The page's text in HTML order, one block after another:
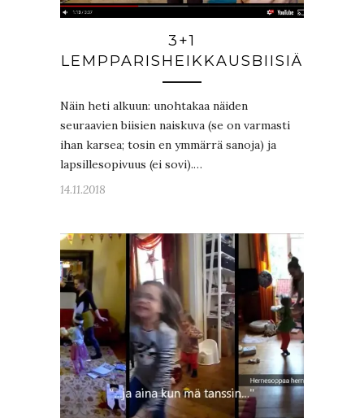
3+1
LEMPPARISHEIKKAUSBIISIÄ
Näin heti alkuun: unohtakaa näiden
seuraavien biisien naiskuva (se on varmasti
ihan karsea; tosin en ymmärrä sanoja) ja
lapsillesopivuus (ei sovi).…
14.11.2018